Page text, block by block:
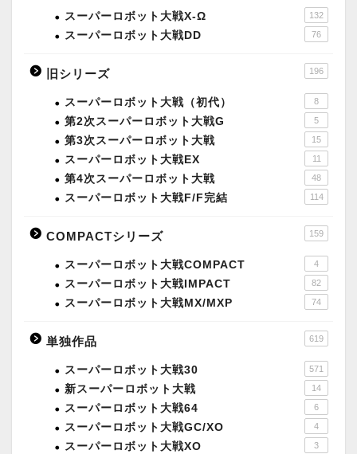
スーパーロボット大戦X-Ω 132
スーパーロボット大戦DD 76
旧シリーズ 196
スーパーロボット大戦（初代） 8
第2次スーパーロボット大戦G 5
第3次スーパーロボット大戦 15
スーパーロボット大戦EX 11
第4次スーパーロボット大戦 48
スーパーロボット大戦F/F完結 114
COMPACTシリーズ 159
スーパーロボット大戦COMPACT 4
スーパーロボット大戦IMPACT 82
スーパーロボット大戦MX/MXP 74
単独作品 619
スーパーロボット大戦30 571
新スーパーロボット大戦 14
スーパーロボット大戦64 6
スーパーロボット大戦GC/XO 4
スーパーロボット大戦XO 3